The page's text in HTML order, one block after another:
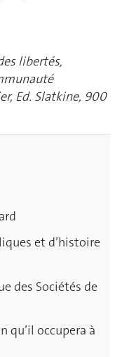
libertés,
Ed. Slatkine, 900
et d’histoire
des Sociétés de
qu’il occupera à